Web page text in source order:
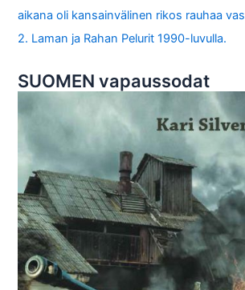
aikana oli kansainvälinen rikos rauhaa
2. Laman ja Rahan Pelurit 1990-luvulla.
SUOMEN vapaussodat